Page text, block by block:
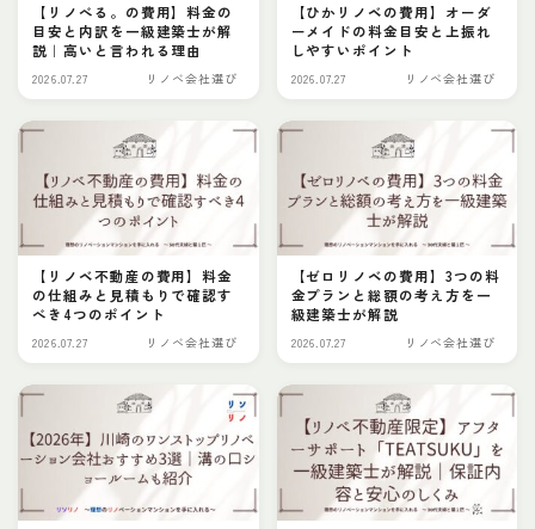
物件探し
費用
理想のプランへ
お問い合わせ
プライバシーポリシー
【リノべる。の費用】料金の
目安と内訳を一級建築士が解
説｜高いと言われる理由
2026.07.27 リノベ会社選び
【ひかリノベの費用】オーダ
ーメイドの料金目安と上振れ
しやすいポイント
2026.07.27 リノベ会社選び
【リノベ不動産の費用】料金
の仕組みと見積もりで確認す
べき4つのポイント
2026.07.27 リノベ会社選び
【ゼロリノベの費用】3つの料
金プランと総額の考え方を一
級建築士が解説
2026.07.27 リノベ会社選び